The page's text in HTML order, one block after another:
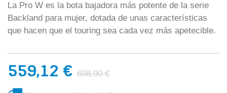
La Pro W es la bota bajadora más potente de la serie
Backland para mujer, dotada de unas características
que hacen que el touring sea cada vez más apetecible.
559,12 € 698,90 €